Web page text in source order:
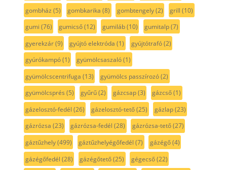
gombház (5) gombkarika (8) gombtengely(2) grill (10)
gumi (76) gumicső(12) gumiláb(10) gumitalp(7)
gyerekzár(9) gyújtó elektróda (1) gyújtótrafó(2)
gyúrókampó(1) gyümölcsaszaló(1)
gyümölcscentrifuga (13) gyümölcs passzírozó(2)
gyümölcsprés (5) gyűrű(2) gázcsap(3) gázcső(1)
gázelosztó-fedél (26) gázelosztó-tető(25) gázlap(23)
gázrózsa (23) gázrózsa-fedél (28) gázrózsa-tető(27)
gáztűzhely(499) gáztűzhelyégőfedél (7) gázégő(4)
gázégőfedél (28) gázégőtető(25) gégecső(22)